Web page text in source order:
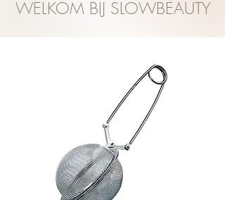
WELKOM BIJ SLOWBEAUTY